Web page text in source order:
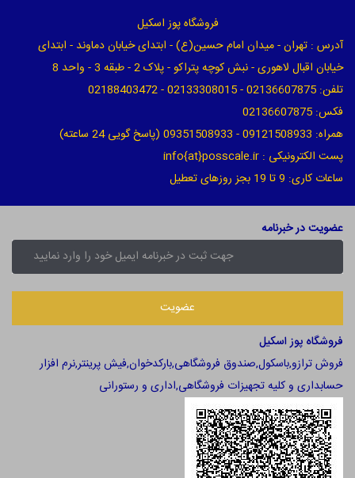
فروشگاه پوز اسکیل
آدرس : تهران - میدان امام حسین(ع) - ابتدای خیابان دماوند - ابتدای
خیابان اقبال لاهوری - نبش کوچه پتراکو - پلاک 2 - طبقه 3 - واحد 8
تلفن: 02136607875 - 02133308015 - 02188403472
فکس: 02136607875
همراه: 09121508933 - 09351508933 (پاسخ گویی 24 ساعته)
پست الکترونیکی : info{at}posscale.ir
ساعات کاری: 9 تا 19 بجز روزهای تعطیل
عضویت در خبرنامه
فروشگاه پوز اسکیل
فروش ترازو,باسکول,صندوق فروشگاهی,بارکدخوان,فیش پرینتر,نرم افزار
حسابداری و کلیه تجهیزات فروشگاهی,اداری و رستورانی